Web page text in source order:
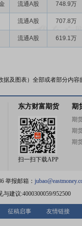
流通A股 748.9万
流通A股 707.8万
流通A股 619.1万
及图表）全部或者部分内容
东方财富期货
扫一扫下载APP
期
期
期
期
举报邮箱：
与建议:4000300059/952500
征稿启事 友情链接